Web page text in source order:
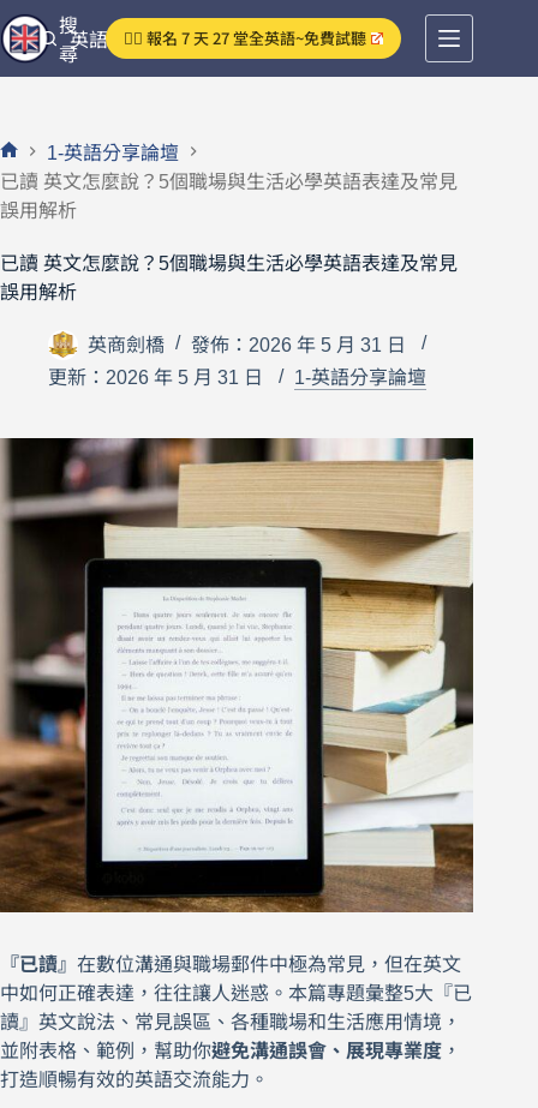
跳
至
主
容
英語分享論壇
搜
尋
👉🏻 報名 7 天 27 堂全英語~免費試聽
首
頁
1-英語分享論壇
已讀 英文怎麼說？5個職場與生活必學英語表達及常見
誤用解析
已讀 英文怎麼說？5個職場與生活必學英語表達及常見
誤用解析
英商劍橋
發佈：2026 年 5 月 31 日
更新：2026 年 5 月 31 日
1-英語分享論壇
『已讀』 在數位溝通與職場郵件中極為常見，但在英文
中如何正確表達，往往讓人迷惑。本篇專題彙整5大『已
讀』英文說法、常見誤區、各種職場和生活應用情境，
並附表格、範例，幫助你避免溝通誤會、展現專業度 ，
打造順暢有效的英語交流能力。